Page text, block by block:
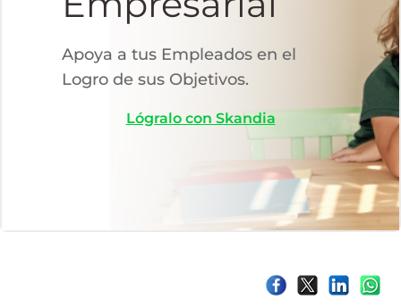
Apoya a tus Empleados en el
Logro de sus Objetivos.
Lógralo con Skandia